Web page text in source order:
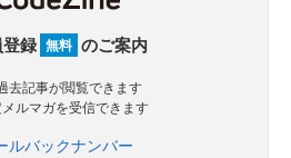
録 無料 のご案内
去記事が閲覧できます
メルマガを受信できます
ルバックナンバー